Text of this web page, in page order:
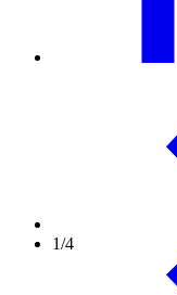
1/4